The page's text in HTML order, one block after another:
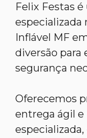
Felix Festas
especializada
Inflável MF
diversão para
segurança
Oferecemos
entrega ágil